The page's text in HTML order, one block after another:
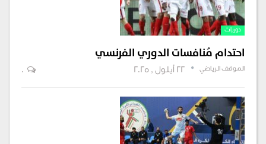
دوريات
احتدام مُنافسات الدوري الفرنسي
الموقف الرياضي 22 أيلول , 2025 0